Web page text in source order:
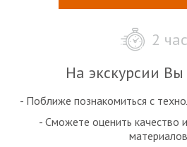
2
На экскурсии
- Поближе познакомиться с
- Сможете оценить качество
материалов